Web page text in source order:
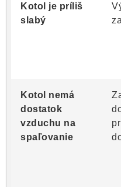
Kotol je príliš
slabý
Kotol nemá
dostatok
vzduchu na
spaľovanie